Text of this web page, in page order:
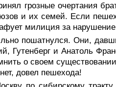
грозные очертания
и их семей. Если
милиция за нарушение
пошатнулся. Они,
Гутенберг и Анатоль
о своем
довел пешехода!